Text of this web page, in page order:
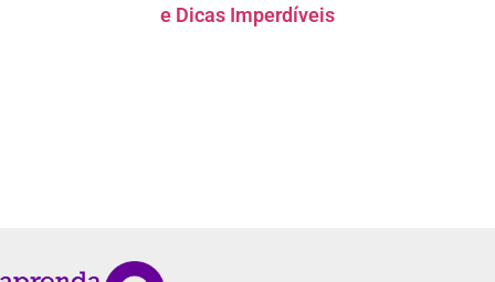
e Dicas Imperdíveis